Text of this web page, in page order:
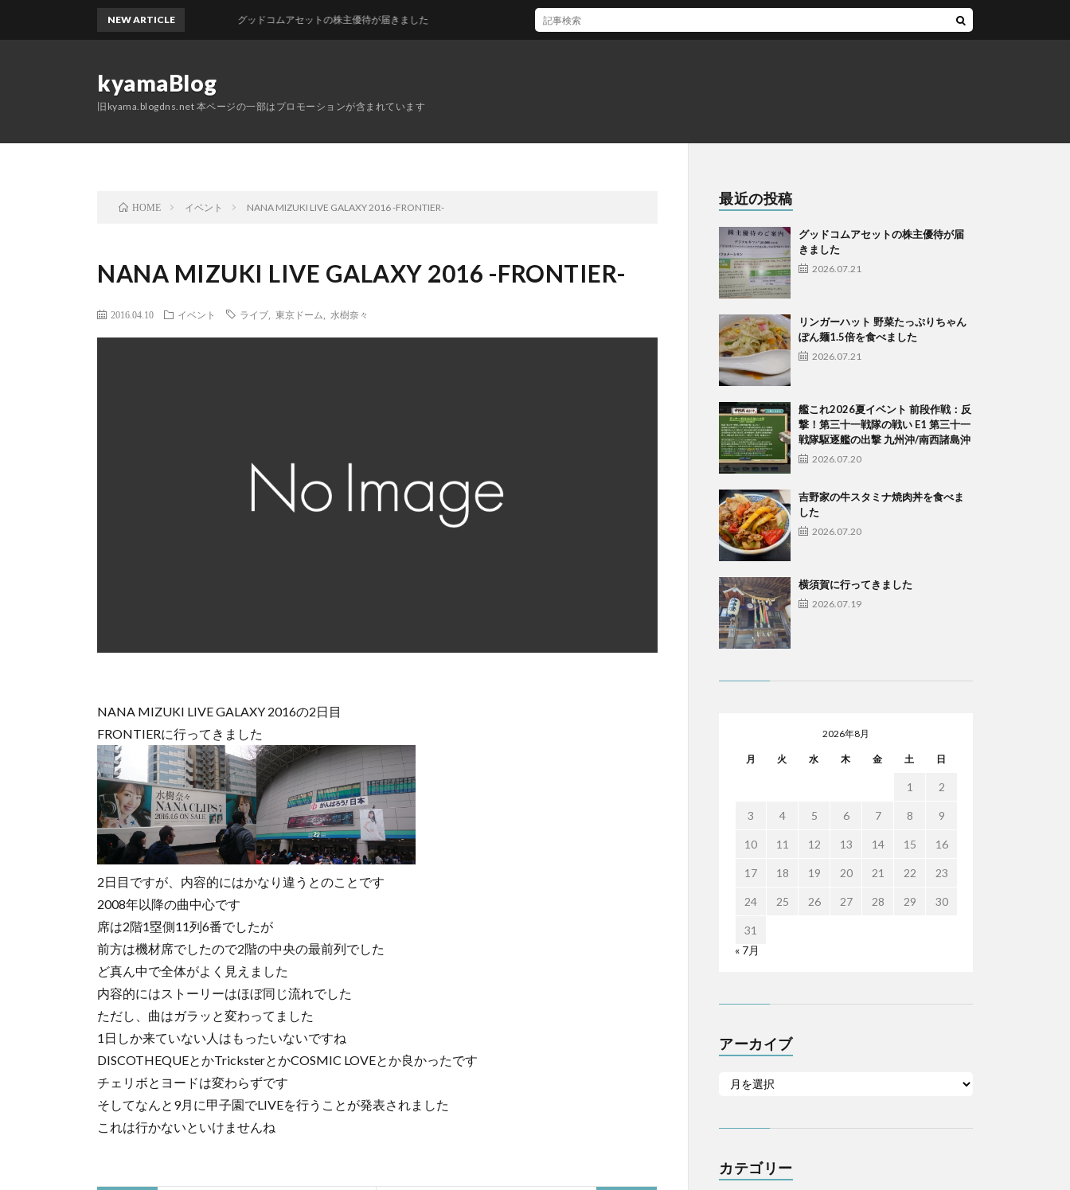
kyamaBlog
旧kyama.blogdns.net 本ページの一部はプロモーションが含まれています
NEW ARTICLE グッドコムアセットの株主優待が届きました
HOME イベント NANA MIZUKI LIVE GALAXY 2016 -FRONTIER-
NANA MIZUKI LIVE GALAXY 2016 -FRONTIER-
2016.04.10 イベント ライブ 東京ドーム 水樹奈々
NANA MIZUKI LIVE GALAXY 2016の2日目
FRONTIERに行ってきました
2日目ですが、内容的にはかなり違うとのことです
2008年以降の曲中心です
席は2階1塁側11列6番でしたが
前方は機材席でしたので2階の中央の最前列でした
ど真ん中で全体がよく見えました
内容的にはストーリーはほぼ同じ流れでした
ただし、曲はガラッと変わってました
1日しか来ていない人はもったいないですね
DISCOTHEQUEとかTricksterとかCOSMIC LOVEとか良かったです
チェリボとヨードは変わらずです
そしてなんと9月に甲子園でLIVEを行うことが発表されました
これは行かないといけませんね
最近の投稿
グッドコムアセットの株主優待が届
きました
2026.07.21
リンガーハット 野菜たっぷりちゃん
ぽん麺1.5倍を食べました
2026.07.21
艦これ2026夏イベント 前段作戦：反
撃！第三十一戦隊の戦い E1 第三十一
戦隊駆逐艦の出撃 九州沖/南西諸島沖
2026.07.20
吉野家の牛スタミナ焼肉丼を食べま
した
2026.07.20
横須賀に行ってきました
2026.07.19
2026年8月
月 火 水 木 金 土 日
1 2
3 4 5 6 7 8 9
10 11 12 13 14 15 16
17 18 19 20 21 22 23
24 25 26 27 28 29 30
31
« 7月
アーカイブ
カテゴリー